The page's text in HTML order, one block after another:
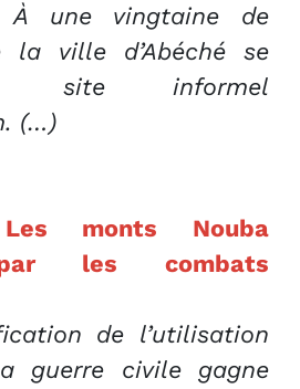
À une vingtaine de
la ville d’Abéché se
site informel
(…)
monts Nouba
les combats
de l’utilisation
guerre civile gagne